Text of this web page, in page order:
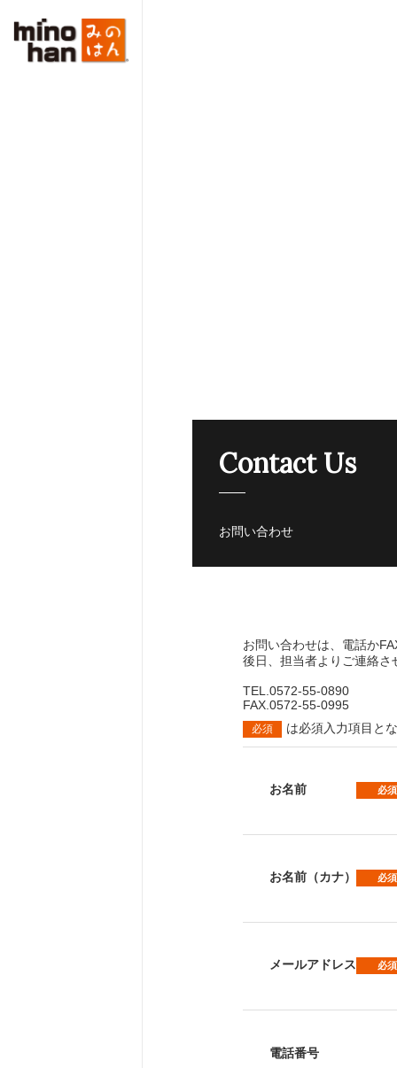
Contact Us
お問い合わせ
お問い合わせは、電話か
後日、担当者よりご連絡さ
TEL.0572-55-0890
FAX.0572-55-0995
必須 は必須入力項目と
お名前 必須
お名前（カナ） 必須
メールアドレス 必須
電話番号